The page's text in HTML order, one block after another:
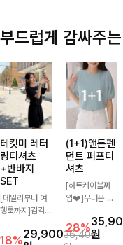
부드럽게 감싸주
테킷미 레터
링티셔츠
+반바지
SET
[데일리부터 여
행룩까지]감각
셔츠와 플레어
18%29,90036,400
(1+1)앤튼펜
던트 퍼프티
셔츠
[하트케이블짜
임❤️]무더운 여
낭만같은 티셔츠
소재감에서 주는
28%원